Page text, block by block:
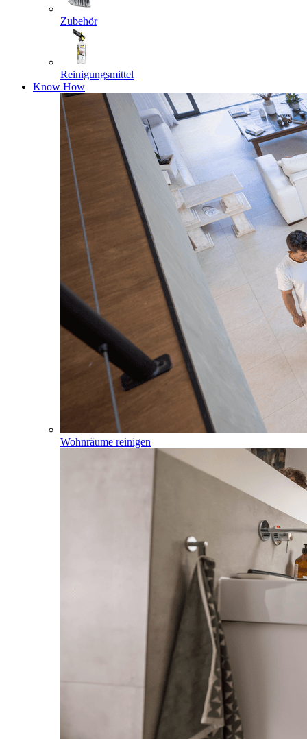
Zubehör
Reinigungsmittel
Know How
Wohnräume reinigen